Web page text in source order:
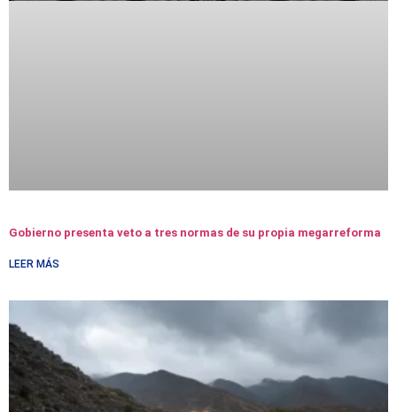
Gobierno presenta veto a tres normas de su propia megarreforma
LEER MÁS